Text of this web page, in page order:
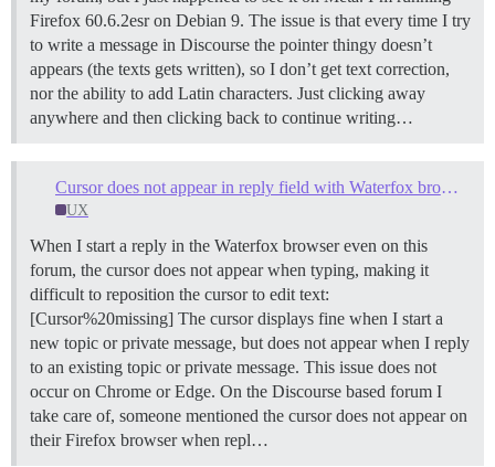
Firefox 60.6.2esr on Debian 9. The issue is that every time I try
to write a message in Discourse the pointer thingy doesn’t
appears (the texts gets written), so I don’t get text correction,
nor the ability to add Latin characters. Just clicking away
anywhere and then clicking back to continue writing…
Cursor does not appear in reply field with Waterfox browser
UX
When I start a reply in the Waterfox browser even on this
forum, the cursor does not appear when typing, making it
difficult to reposition the cursor to edit text:
[Cursor%20missing] The cursor displays fine when I start a
new topic or private message, but does not appear when I reply
to an existing topic or private message. This issue does not
occur on Chrome or Edge. On the Discourse based forum I
take care of, someone mentioned the cursor does not appear on
their Firefox browser when repl…